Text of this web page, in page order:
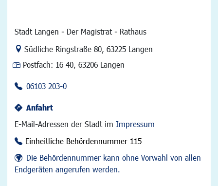
Stadt Langen - Der Magistrat - Rathaus
Link zur Google-Maps Navigation
Südliche Ringstraße 80, 63225 Langen
Postfach: 16 40, 63206 Langen
06103 203-0
Anfahrt
E-Mail-Adressen der Stadt im Impressum
Einheitliche Behördennummer 115
Die Behördennummer kann ohne Vorwahl von allen
Endgeräten angerufen werden.